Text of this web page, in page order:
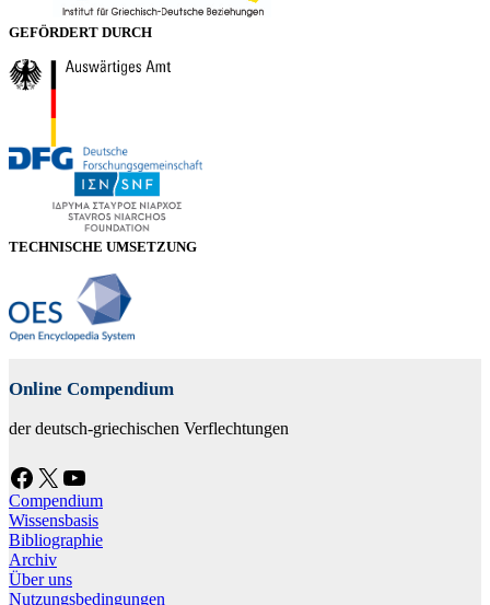
GEFÖRDERT DURCH
TECHNISCHE UMSETZUNG
Online Compendium
der deutsch-griechischen Verflechtungen
Facebook X YouTube
Compendium
Wissensbasis
Bibliographie
Archiv
Über uns
Nutzungsbedingungen